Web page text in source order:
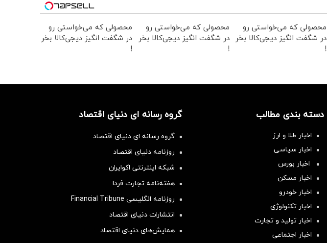
محصولی که می‌خواستی رو
در شگفت انگیز دیجی‌کالا بخر
!
محصولی که می‌خواستی رو
در شگفت انگیز دیجی‌کالا بخر
!
محصولی که می‌خواستی رو
در شگفت انگیز دیجی‌کالا بخر
!
دسته بندی مطالب
اخبار طلا و ارز
اخبار سیاسی
اخبار بورس
اخبار مسکن
اخبار خودرو
اخبار تکنولوژی
اخبار تولید و تجارت
اخبار اجتماعی
گروه رسانه ای دنیای اقتصاد
گروه رسانه ای دنیای اقتصاد
روزنامه دنیای اقتصاد
شبکه اینترنتی اکوایران
هفته‌نامه تجارت فردا
روزنامه انگلیسی Financial Tribune
انتشارات دنیای اقتصاد
همایش‌های دنیای اقتصاد